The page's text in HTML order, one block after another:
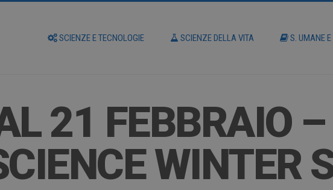
SCIENZE E TECNOLOGIE SCIENZE DELLA VITA S. UMANE
21 FEBBRAIO
WINTER